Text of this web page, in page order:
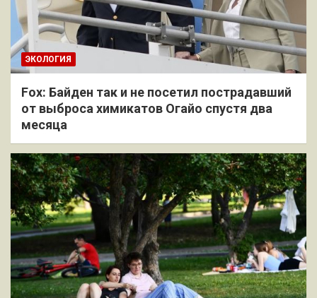
ЭКОЛОГИЯ
Fox: Байден так и не посетил пострадавший
от выброса химикатов Огайо спустя два
месяца